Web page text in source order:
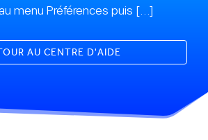
menu Préférences puis […]
AU CENTRE D'AIDE